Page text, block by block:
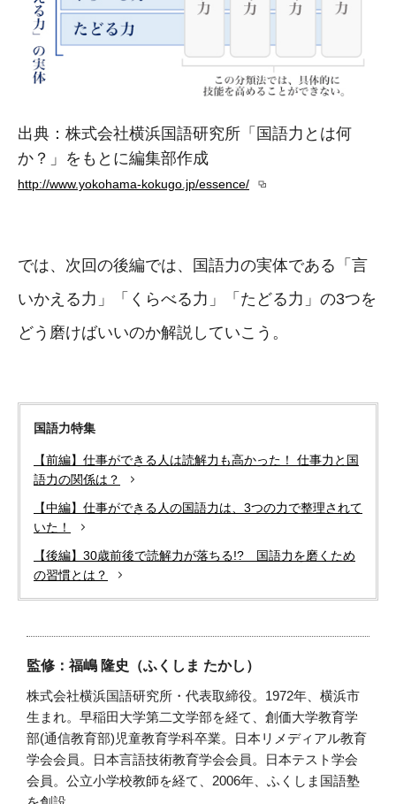
出典：株式会社横浜国語研究所「国語力とは何
か？」をもとに編集部作成
http://www.yokohama-kokugo.jp/essence/
では、次回の後編では、国語力の実体である「言
いかえる力」「くらべる力」「たどる力」の3つを
どう磨けばいいのか解説していこう。
国語力特集
【前編】仕事ができる人は読解力も高かった！ 仕事力と国
語力の関係は？
【中編】仕事ができる人の国語力は、3つの力で整理されて
いた！
【後編】30歳前後で読解力が落ちる!? 国語力を磨くため
の習慣とは？
監修：福嶋 隆史（ふくしま たかし）
株式会社横浜国語研究所・代表取締役。1972年、横浜市
生まれ。早稲田大学第二文学部を経て、創価大学教育学
部(通信教育部)児童教育学科卒業。日本リメディアル教育
学会会員。日本言語技術教育学会会員。日本テスト学会
会員。公立小学校教師を経て、2006年、ふくしま国語塾